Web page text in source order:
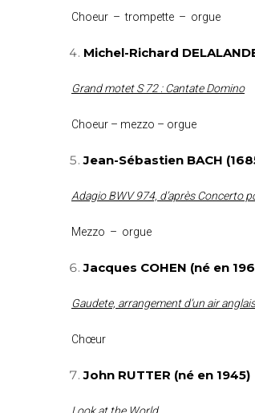
Choeur – trompette – orgue
Michel-Richard
Grand motet S 72 : Cantate Domino
Choeur – mezzo – orgue
Jean-Sébastien BACH
Adagio BWV 974, d’après Concerto
Mezzo – orgue
Jacques COHEN (né en
Gaudete, arrangement d’un air
Chœur
John RUTTER (né en 1945)